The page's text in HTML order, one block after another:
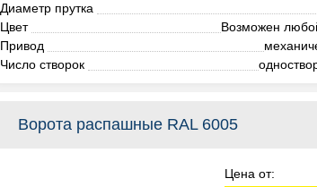
Диаметр прутка
Цвет
Возможен
Привод
Число створок
Ворота распашные RAL 6005
Цена от: